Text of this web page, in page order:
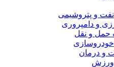
نفت و پتروشیمی
و دامپروری
و نقل
خودروسازی
و درمان
ورزش